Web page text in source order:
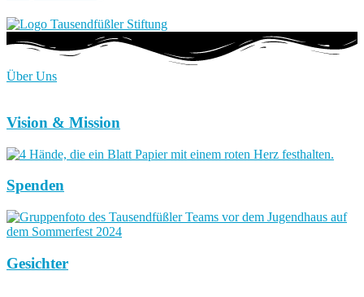
Über Uns
Vision & Mission
Spenden
Gesichter